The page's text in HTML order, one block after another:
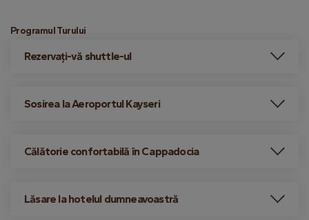
Programul Turului
Rezervați-vă shuttle-ul
Sosirea la Aeroportul Kayseri
Călătorie confortabilă în Cappadocia
Lăsare la hotelul dumneavoastră